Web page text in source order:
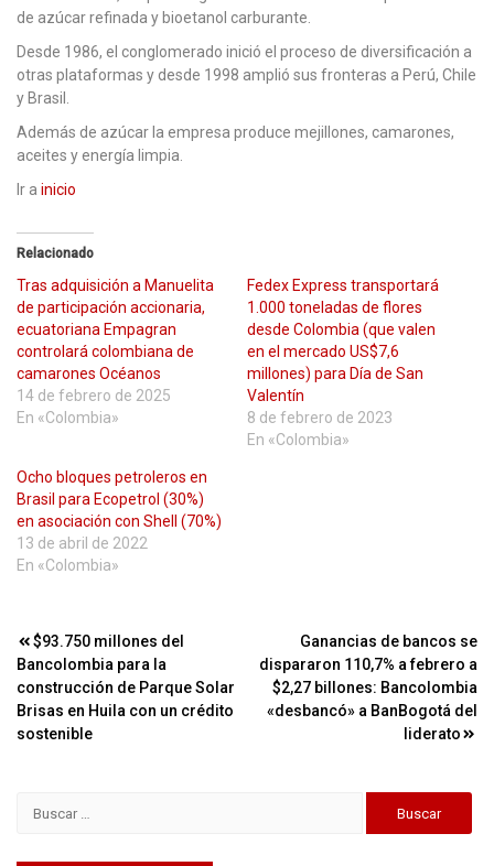
de azúcar refinada y bioetanol carburante.
Desde 1986, el conglomerado inició el proceso de diversificación a
otras plataformas y desde 1998 amplió sus fronteras a Perú, Chile
y Brasil.
Además de azúcar la empresa produce mejillones, camarones,
aceites y energía limpia.
Ir a inicio
Relacionado
Tras adquisición a Manuelita
de participación accionaria,
ecuatoriana Empagran
controlará colombiana de
camarones Océanos
14 de febrero de 2025
En «Colombia»
Fedex Express transportará
1.000 toneladas de flores
desde Colombia (que valen
en el mercado US$7,6
millones) para Día de San
Valentín
8 de febrero de 2023
En «Colombia»
Ocho bloques petroleros en
Brasil para Ecopetrol (30%)
en asociación con Shell (70%)
13 de abril de 2022
En «Colombia»
Navegación
de
entradas
$93.750 millones del
Bancolombia para la
construcción de Parque Solar
Brisas en Huila con un crédito
sostenible
Ganancias de bancos se
dispararon 110,7% a febrero a
$2,27 billones: Bancolombia
«desbancó» a BanBogotá del
liderato